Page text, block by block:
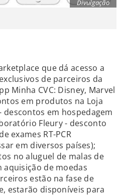
Divulgação
que dá acesso a
de parceiros da
Minha CVC: Disney, Marvel
em produtos na Loja
descontos em hospedagem
Fleury - desconto
exames RT-PCR
em diversos países);
no aluguel de malas de
aquisição de moedas
estão na fase de
estarão disponíveis para